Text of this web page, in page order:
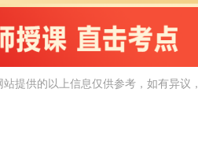
提供的以上信息仅供参考，如有异议，